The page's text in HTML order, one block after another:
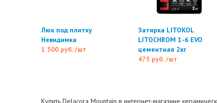
Люк под плитку
Невидимка
1 500 руб./шт
Затирка LITOKOL
LITOCHROM 1-6 EVO
цементная 2кг
475 руб./шт
Купить Delacora Mountain в интернет-магазине